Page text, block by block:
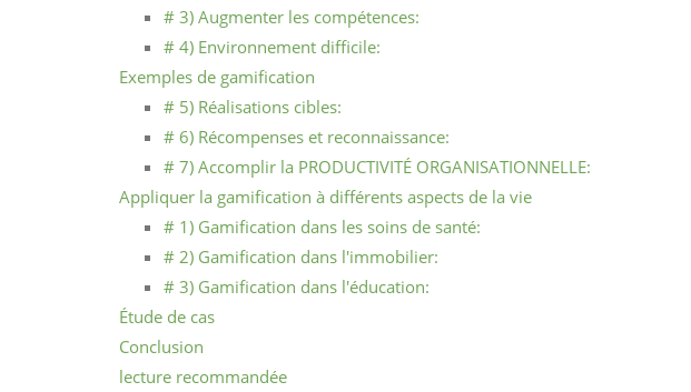
# 3) Augmenter les compétences:
# 4) Environnement difficile:
Exemples de gamification
# 5) Réalisations cibles:
# 6) Récompenses et reconnaissance:
# 7) Accomplir la PRODUCTIVITÉ ORGANISATIONNELLE:
Appliquer la gamification à différents aspects de la vie
# 1) Gamification dans les soins de santé:
# 2) Gamification dans l'immobilier:
# 3) Gamification dans l'éducation:
Étude de cas
Conclusion
lecture recommandée